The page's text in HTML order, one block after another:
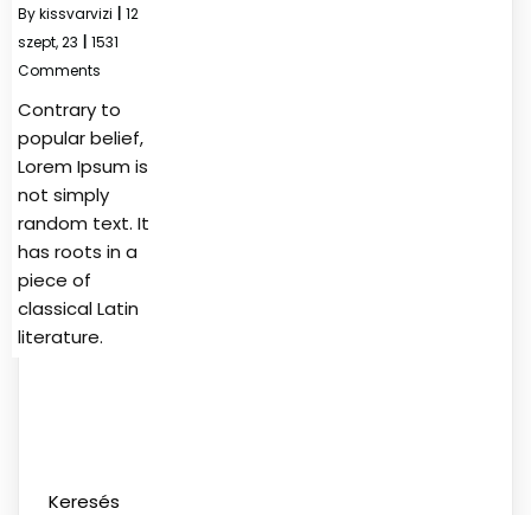
Bykissvarvizi
12
szept, 23
1531
Comments
Contrary to
popular belief,
Lorem Ipsum is
not simply
random text. It
has roots in a
piece of
classical Latin
literature.
Keresés